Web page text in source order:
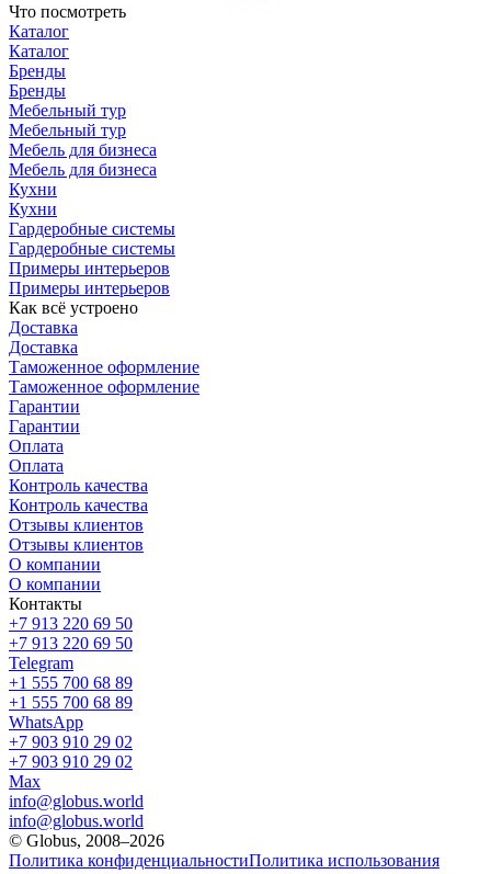
Что посмотреть
Каталог
Каталог
Бренды
Бренды
Мебельный тур
Мебельный тур
Мебель для бизнеса
Мебель для бизнеса
Кухни
Кухни
Гардеробные системы
Гардеробные системы
Примеры интерьеров
Примеры интерьеров
Как всё устроено
Доставка
Доставка
Таможенное оформление
Таможенное оформление
Гарантии
Гарантии
Оплата
Оплата
Контроль качества
Контроль качества
Отзывы клиентов
Отзывы клиентов
О компании
О компании
Контакты
+7 913 220 69 50
+7 913 220 69 50
Telegram
+1 555 700 68 89
+1 555 700 68 89
WhatsApp
+7 903 910 29 02
+7 903 910 29 02
Max
info@globus.world
info@globus.world
© Globus, 2008–2026
Политика конфиденциальностиПолитика использования